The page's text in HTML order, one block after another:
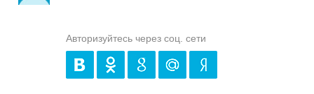
Авторизуйтесь через соц. сети